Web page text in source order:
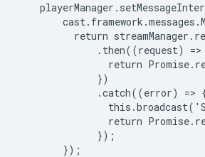
return
.then((request) =>
return
              })
.catch((error) =>
return
              });
        });